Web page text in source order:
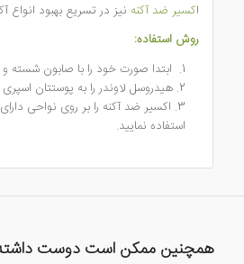
اکسیر ضد آکنه نیز در تسریع بهبود انواع
روش استفاده:
ابتدا صورت خود را با صابون شسته
هیدروسل لاوندر را به پوستتان اسپری
اکسیر ضد آکنه را بر روی نواحی
استفاده نمایید.
همچنین ممکن است دوست